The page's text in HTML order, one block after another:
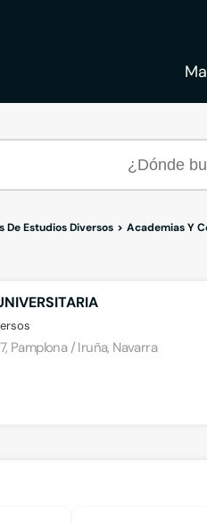
De Estudios Diversos Academias Y
Pamplona / Iruña, Navarra